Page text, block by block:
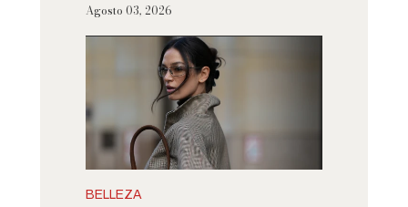
Agosto 03, 2026
BELLEZA